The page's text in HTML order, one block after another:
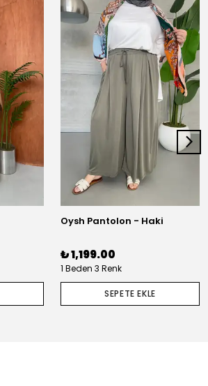
Oysh Pantolon - Haki
₺ 1,199.00
1 Beden 3 Renk
SEPETE EKLE